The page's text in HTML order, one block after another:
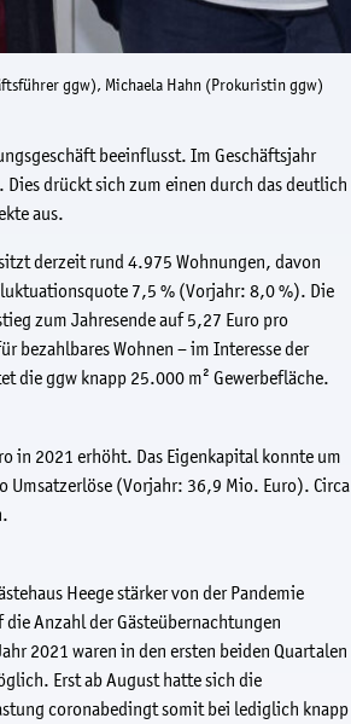
ggw), Michaela Hahn (Prokuristin ggw)
beeinflusst. Im Geschäftsjahr
drückt sich zum einen durch das deutlich
aus.
derzeit rund 4.975 Wohnungen, davon
7,5 % (Vorjahr: 8,0 %). Die
zum Jahresende auf 5,27 Euro pro
bezahlbares Wohnen – im Interesse der
die ggw knapp 25.000 m² Gewerbefläche.
in 2021 erhöht. Das Eigenkapital konnte um
Umsatzerlöse (Vorjahr: 36,9 Mio. Euro). Circa
Heege stärker von der Pandemie
Anzahl der Gästeübernachtungen
2021 waren in den ersten beiden Quartalen
Erst ab August hatte sich die
coronabedingt somit bei lediglich knapp